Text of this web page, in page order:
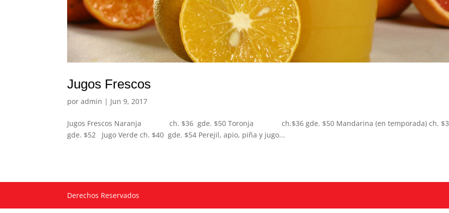
Jugos Frescos
poradmin | Jun 9, 2017
Jugos Frescos Naranja ch. $36 gde. $50 Toronja ch.$36 gde. $50 Mandarina (en temporada) ch.
gde. $52 Jugo Verde ch. $40 gde. $54 Perejil, apio, piña y jugo...
Derechos Reservados